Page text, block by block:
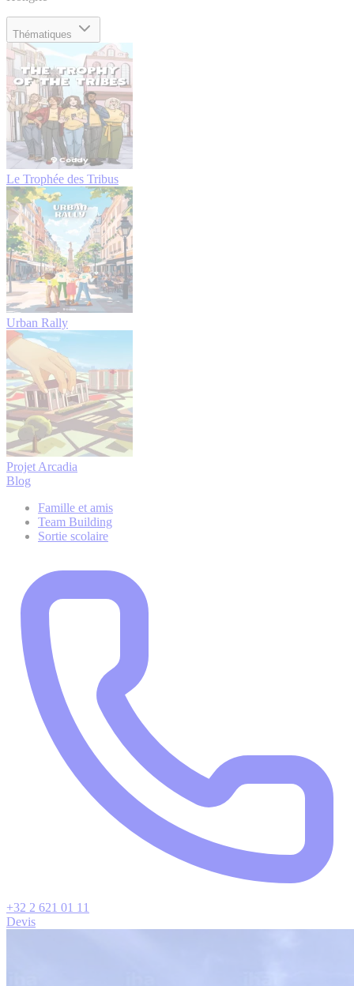
Thématiques
Le Trophée des Tribus
Urban Rally
Projet Arcadia
Blog
Famille et amis
Team Building
Sortie scolaire
+32 2 621 01 11
Devis